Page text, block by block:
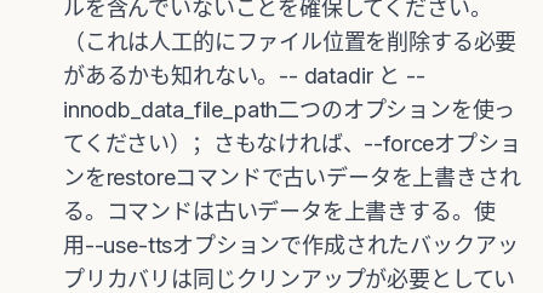
ルを含んでいないことを確保してください。
（これは人工的にファイル位置を削除する必要
があるかも知れない。-- datadir と --
innodb_data_file_path二つのオプションを使っ
てください）；さもなければ、--forceオプショ
ンをrestoreコマンドで古いデータを上書きされ
る。コマンドは古いデータを上書きする。使
用--use-ttsオプションで作成されたバックアッ
プリカバリは同じクリンアップが必要としてい